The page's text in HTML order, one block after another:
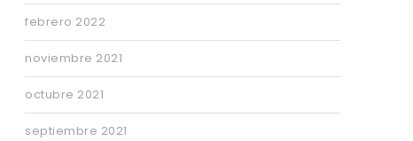
febrero 2022
noviembre 2021
octubre 2021
septiembre 2021